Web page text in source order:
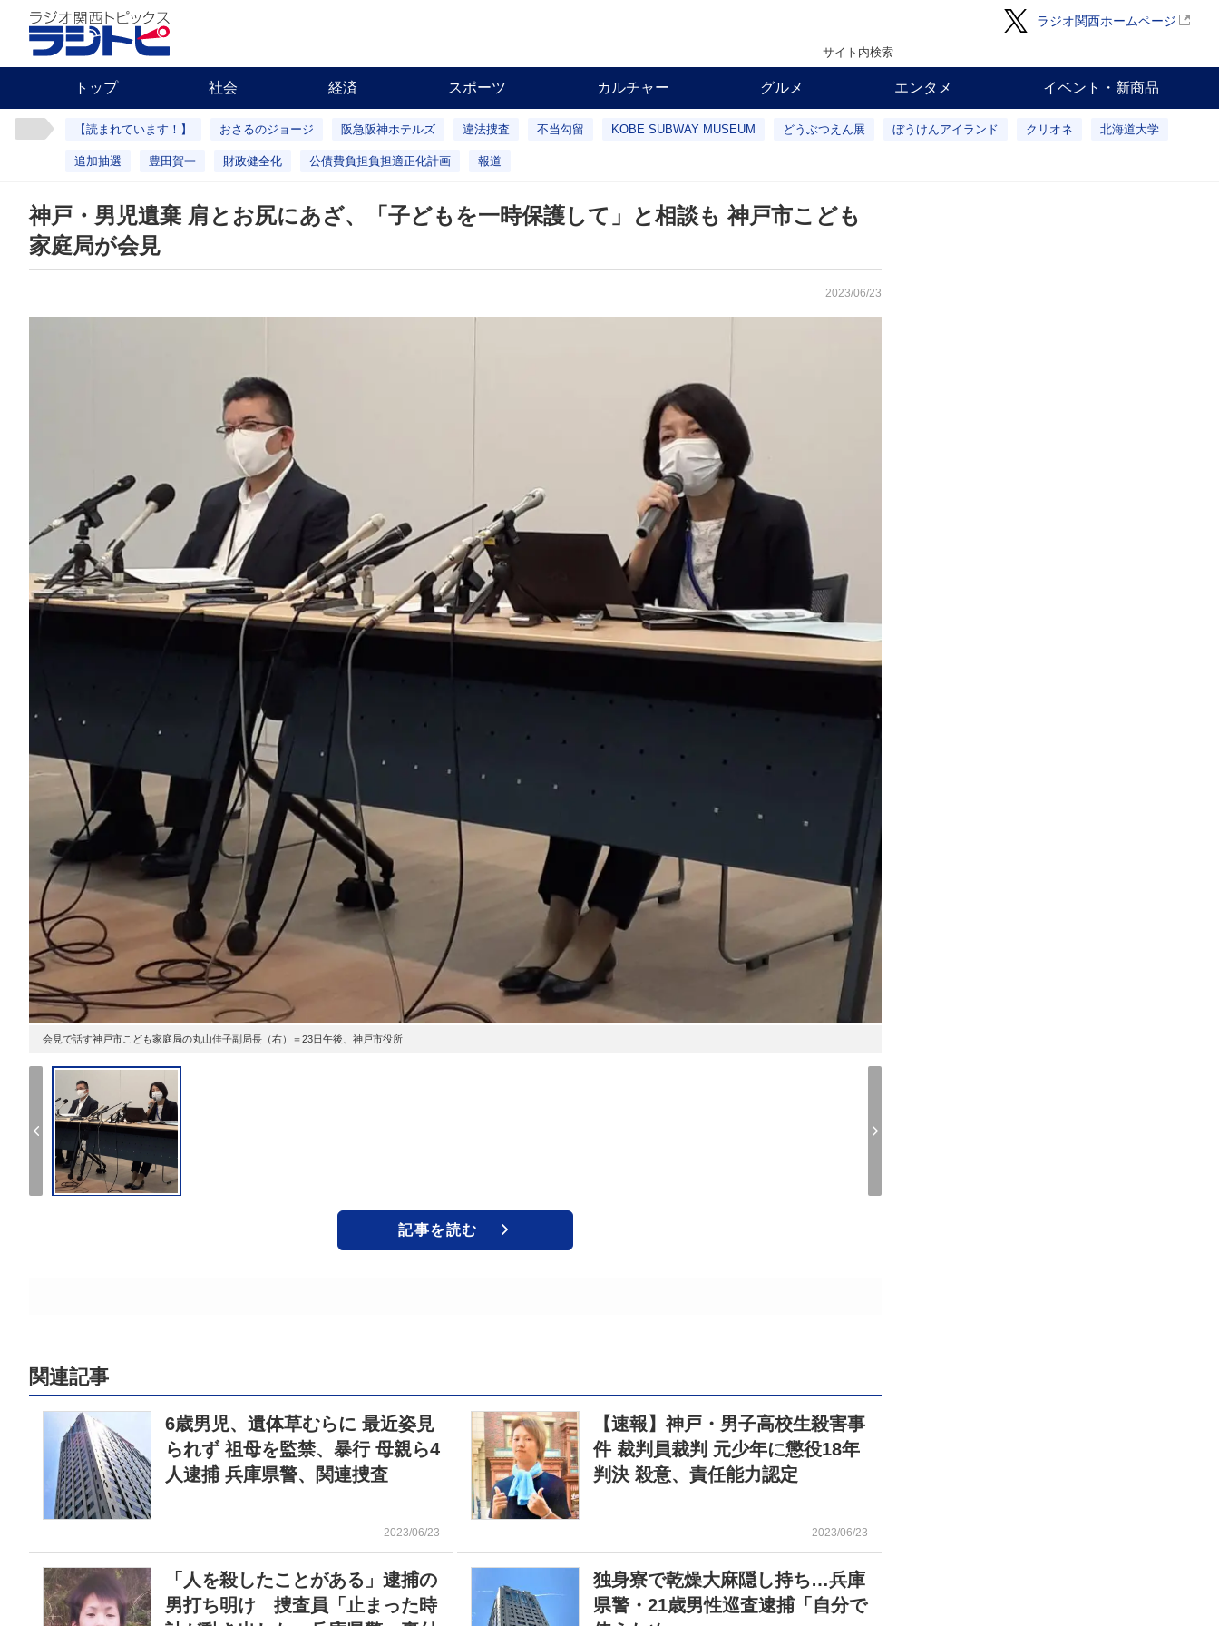
ラジオ関西ホームページ
サイト内検索
トップ 社会 経済 スポーツ カルチャー グルメ エンタメ イベント・新商品
【読まれています！】 おさるのジョージ 阪急阪神ホテルズ 違法捜査 不当勾留 KOBE SUBWAY MUSEUM どうぶつえん展 ぼうけんアイランド クリオネ 北海道大学
追加抽選 豊田賀一 財政健全化 公債費負担負担適正化計画 報道
神戸・男児遺棄 肩とお尻にあざ、「子どもを一時保護して」と相談も 神戸市こども
家庭局が会見
2023/06/23
会見で話す神戸市こども家庭局の丸山佳子副局長（右）＝23日午後、神戸市役所
記事を読む
関連記事
6歳男児、遺体草むらに 最近姿見
られず 祖母を監禁、暴行 母親ら4
人逮捕 兵庫県警、関連捜査
2023/06/23
【速報】神戸・男子高校生殺害事
件 裁判員裁判 元少年に懲役18年
判決 殺意、責任能力認定
2023/06/23
「人を殺したことがある」逮捕の
男打ち明け 捜査員「止まった時
独身寮で乾燥大麻隠し持ち…兵庫
県警・21歳男性巡査逮捕「自分で